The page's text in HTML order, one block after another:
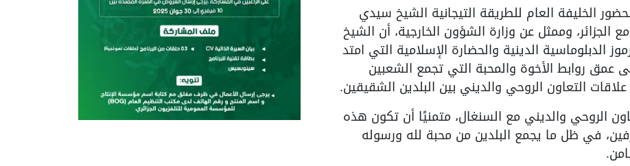
الخليفة العام للطريقة التيجانية الشيخ سيدي
وممثل عن وزارة الشؤون الخارجية، أن الشيخ
الدبلوماسية الدينية والحضارة الإسلامية التي امتد
عمق روابط الأخوة والمحبة التي تجمع الشعبين
التعاون الروحي والديني بين البلدين الشقيقين.
الروحي والديني مع السنغال، متمنيًا أن تكون هذه
في ظل ما يجمع البلدين من محبة لله ورسوله